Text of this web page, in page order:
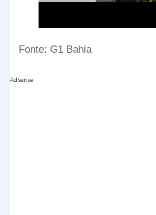
Fonte: G1 Bahia
Adsense